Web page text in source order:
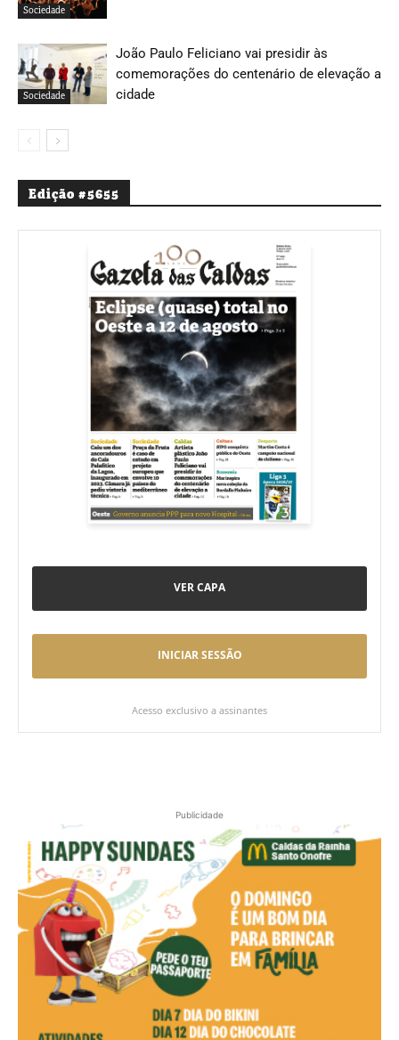
Sociedade
Sociedade
João Paulo Feliciano vai presidir às
comemorações do centenário de elevação a
cidade
Edição #5655
VER CAPA
INICIAR SESSÃO
Acesso exclusivo a assinantes
Publicidade